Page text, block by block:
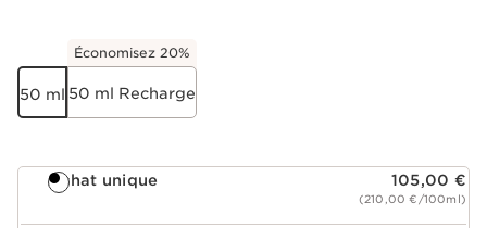
50 ml
Économisez 20%
50 ml Recharge
Achat unique 105,00 €
(210,00 €/100ml)